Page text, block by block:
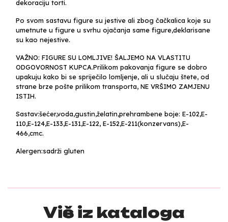
dekoraciju torti.
Po svom sastavu figure su jestive ali zbog čačkalica koje su
umetnute u figure u svrhu ojačanja same figure,deklarisane
su kao nejestive.
VAŽNO: FIGURE SU LOMLJIVE! ŠALJEMO NA VLASTITU
ODGOVORNOST KUPCA.Prilikom pakovanja figure se dobro
upakuju kako bi se spriječilo lomljenje, ali u slučaju štete, od
strane brze pošte prilikom transporta, NE VRŠIMO ZAMJENU
ISTIH.
Sastav:šećer,voda,gustin,želatin,prehrambene boje: E-102,E-
110,E-124,E-133,E-131,E-122, E-152,E-211(konzervans),E-
466,cmc.
Alergen:sadrži gluten
Više iz kataloga